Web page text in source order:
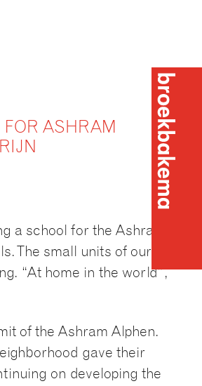
ASHRAM
a school for the Ashram
The small units of our
“At home in the world”,
of the Ashram Alphen.
gave their
on developing the